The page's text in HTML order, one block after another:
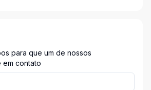
para que um de nossos
em contato